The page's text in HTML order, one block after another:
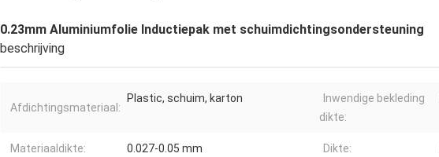
0.23mm Aluminiumfolie Inductiepak met schuimdichtingsondersteuning
beschrijving
Afdichtingsmateriaal:
Plastic, schuim, karton
Inwendige bekleding
dikte:
Materiaaldikte: 0.027-0.05 mm Dikte: